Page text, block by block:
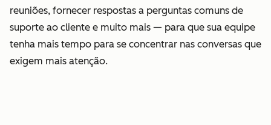
reuniões, fornecer respostas a perguntas comuns de
suporte ao cliente e muito mais — para que sua equipe
tenha mais tempo para se concentrar nas conversas que
exigem mais atenção.